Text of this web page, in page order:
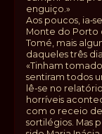
enguiço.»
Aos poucos,
Monte do Porto
Tomé, mais
daqueles três
«Tinham
sentiram todos
lê-se no
horríveis
com o receio
sortilégios. Mas